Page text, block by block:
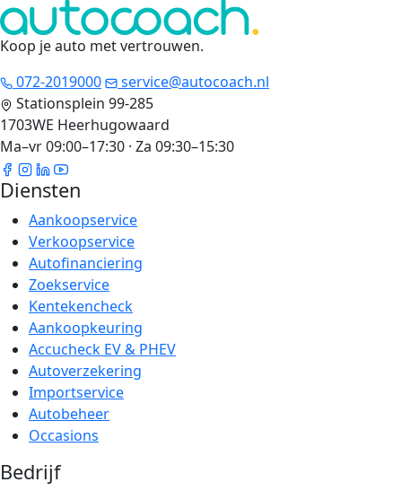
Koop je auto met vertrouwen.
072-2019000
service@autocoach.nl
Stationsplein 99-285
1703WE Heerhugowaard
Ma–vr 09:00–17:30 · Za 09:30–15:30
Diensten
Aankoopservice
Verkoopservice
Autofinanciering
Zoekservice
Kentekencheck
Aankoopkeuring
Accucheck EV & PHEV
Autoverzekering
Importservice
Autobeheer
Occasions
Bedrijf